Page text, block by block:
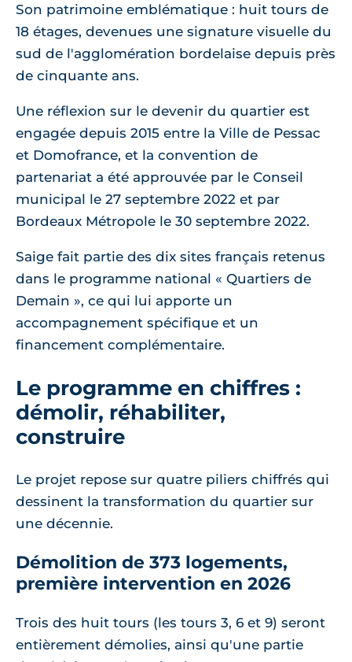
Son patrimoine emblématique : huit tours de
18 étages, devenues une signature visuelle du
sud de l'agglomération bordelaise depuis près
de cinquante ans.
Une réflexion sur le devenir du quartier est
engagée depuis 2015 entre la Ville de Pessac
et Domofrance, et la convention de
partenariat a été approuvée par le Conseil
municipal le 27 septembre 2022 et par
Bordeaux Métropole le 30 septembre 2022.
Saige fait partie des dix sites français retenus
dans le programme national « Quartiers de
Demain », ce qui lui apporte un
accompagnement spécifique et un
financement complémentaire.
Le programme en chiffres :
démolir, réhabiliter,
construire
Le projet repose sur quatre piliers chiffrés qui
dessinent la transformation du quartier sur
une décennie.
Démolition de 373 logements,
première intervention en 2026
Trois des huit tours (les tours 3, 6 et 9) seront
entièrement démolies, ainsi qu'une partie